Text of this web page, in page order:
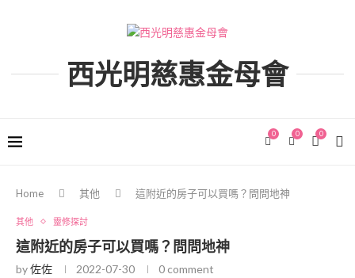
西光明慈惠金母會
0
0
0
Home 其他 這附近的房子可以買嗎？問問地神
其他 靈修探討
這附近的房子可以買嗎？問問地神
by佐佐 2022-07-30 0 comment